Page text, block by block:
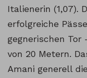
Italienerin (1,07).
erfolgreiche
gegnerischen Tor
von 20 Metern.
Amani generell